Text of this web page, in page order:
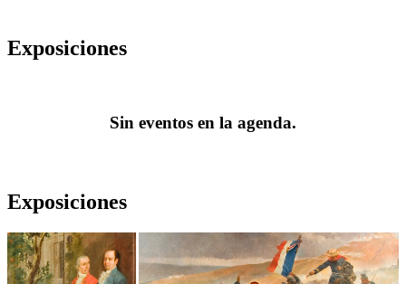
Exposiciones
Sin eventos en la agenda.
Exposiciones